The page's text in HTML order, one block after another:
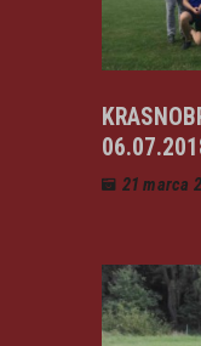
21 marca